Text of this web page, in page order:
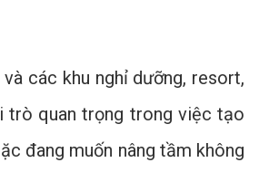
các khu nghỉ dưỡng, resort,
trò quan trọng trong việc tạo
đang muốn nâng tầm không